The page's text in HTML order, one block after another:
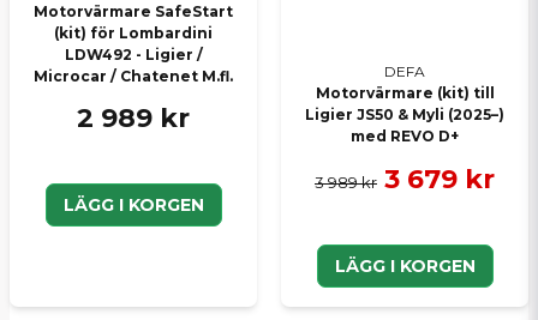
Motorvärmare SafeStart
(kit) för Lombardini
LDW492 - Ligier /
Microcar / Chatenet M.fl.
2 989 kr
LÄGG I KORGEN
DEFA
Motorvärmare (kit) till
Ligier JS50 & Myli (2025–)
med REVO D+
3 989 kr 3 679 kr
LÄGG I KORGEN